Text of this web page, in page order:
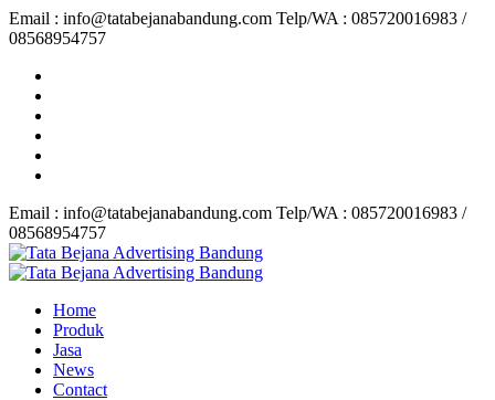
Email : info@tatabejanabandung.com Telp/WA : 085720016983 /
08568954757
Email : info@tatabejanabandung.com Telp/WA : 085720016983 /
08568954757
Home
Produk
Jasa
News
Contact